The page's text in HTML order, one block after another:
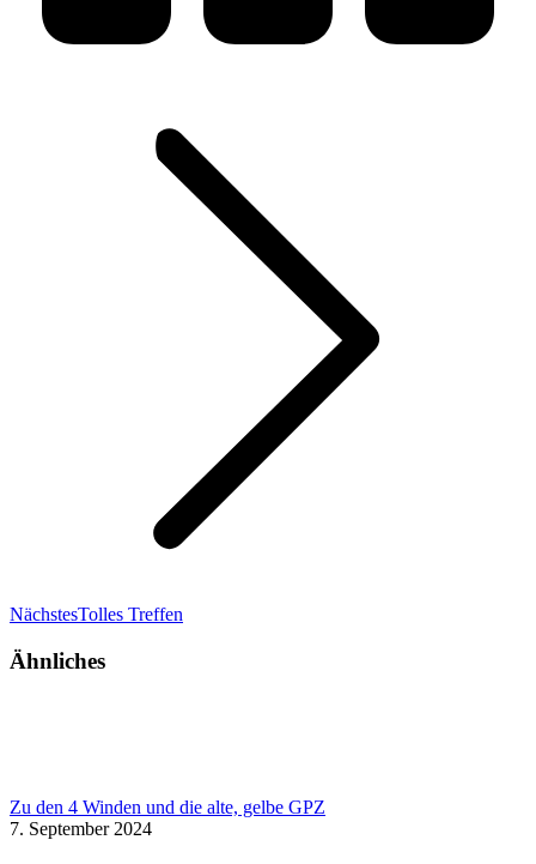
NächstesNächster
Tolles Treffen
Ähnliches
Zu den 4 Winden und die alte, gelbe GPZ
7. September 2024